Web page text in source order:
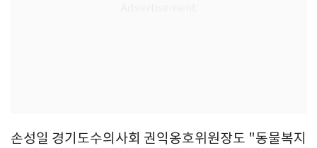
손성일 경기도수의사회 권익옹호위원장도 "동물복지